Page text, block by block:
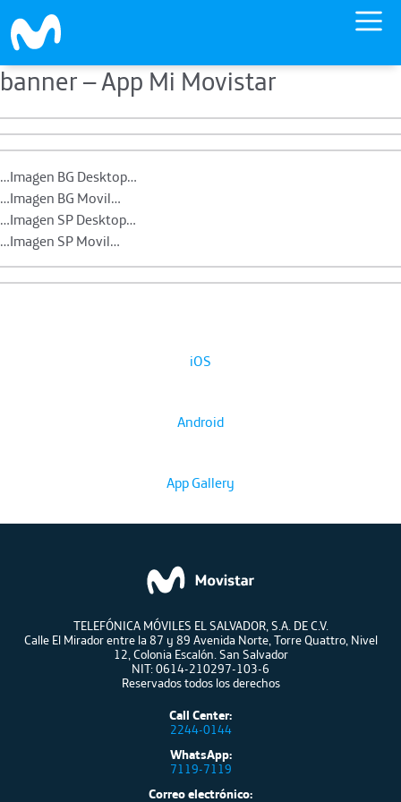
Skip to main content
banner – App Mi Movistar
…Imagen BG Desktop…
…Imagen BG Movil…
…Imagen SP Desktop…
…Imagen SP Movil…
iOS
Android
App Gallery
TELEFÓNICA MÓVILES EL SALVADOR, S.A. DE C.V.
Calle El Mirador entre la 87 y 89 Avenida Norte, Torre Quattro, Nivel
12, Colonia Escalón. San Salvador
NIT: 0614-210297-103-6
Reservados todos los derechos
Call Center:
2244-0144
WhatsApp:
7119-7119
Correo electrónico: